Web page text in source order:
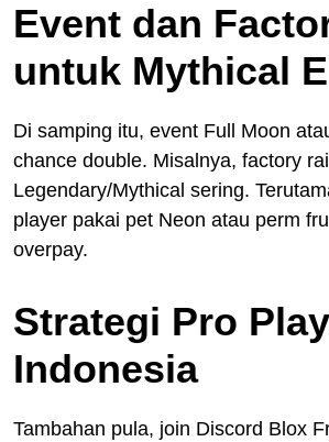
Event dan
untuk Mythical
Di samping itu, event Full Moon
chance double. Misalnya, factory
Legendary/Mythical sering.
player pakai pet Neon atau perm
overpay.
Strategi Pro
Indonesia
Tambahan pula, join Discord Blox